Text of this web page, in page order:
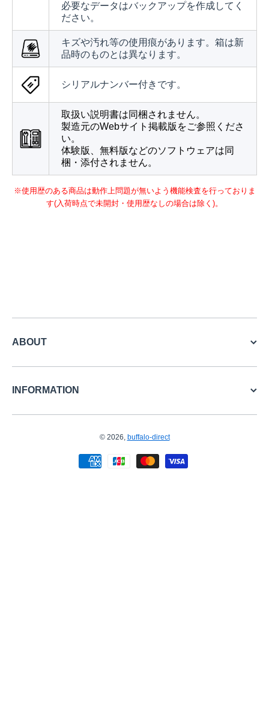
必要なデータはバックアップを作成してく
ださい。
キズや汚れ等の使用痕があります。箱は新
品時のものとは異なります。
シリアルナンバー付きです。
取扱い説明書は同梱されません。
製造元のWebサイト掲載版をご参照くださ
い。
体験版、無料版などのソフトウェアは同
梱・添付されません。
※使用歴のある商品は動作上問題が無いよう機能検査を行っておりま
す(入荷時点で未開封・使用歴なしの場合は除く)。
ABOUT
INFORMATION
© 2026, buffalo-direct
お支払い方法